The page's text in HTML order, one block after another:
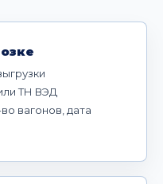
ТН ВЭД
вагонов, дата